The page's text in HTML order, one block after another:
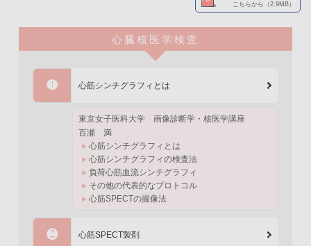
こちらから（2.9MB）
心臓核医学検査
❶ 心筋シンチグラフィとは
東京女子医科大学
画像診断学・核医学講座
百瀬 満
心筋シンチグラフィとは
心筋シンチグラフィの検査法
負荷心筋血流シンチグラフィ
その他の代表的なプロトコル
心筋SPECTの撮像法
❷ 心筋SPECT製剤